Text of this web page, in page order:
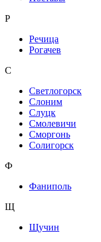
Р
Речица
Рогачев
С
Светлогорск
Слоним
Слуцк
Смолевичи
Сморгонь
Солигорск
Ф
Фаниполь
Щ
Щучин